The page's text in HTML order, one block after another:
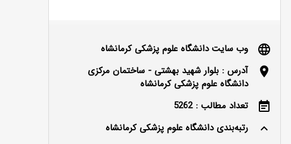
language
وب سایت دانشگاه علوم پزشکی کرمانشاه
location_on
آدرس : بلوار شهید بهشتی - ساختمان مرکزی
دانشگاه علوم پزشکی کرمانشاه
event_note
تعداد مطالب : 5262
keyboard_arrow_up
رتبه‌بندی دانشگاه علوم پزشکی کرمانشاه